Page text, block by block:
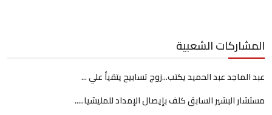
المشاركات الشعبية
عبد الماجد عبد الحميد يكتب...زوج تسابيح يتقيأ علي ...
مستشار البشير السابق كلف بإيصال الإمداد للمليشيا.....